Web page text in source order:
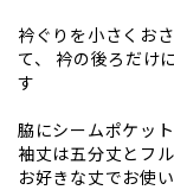
衿ぐりを小さくお
て、 衿の後ろだけ
す
脇にシームポケット
袖丈は五分丈とフ
お好きな丈でお使